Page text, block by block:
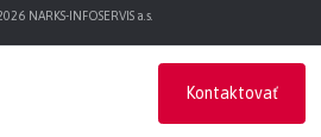
NARKS-INFOSERVIS a.s.
Kontaktovať